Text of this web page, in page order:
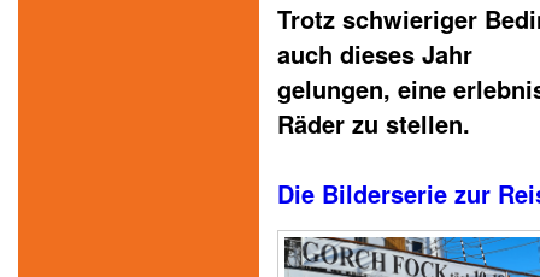
Trotz schwieriger
auch dieses Jahr
gelungen, eine
Räder zu stellen.
Die Bilderserie zur